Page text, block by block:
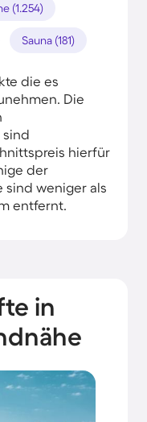
(1.254)
Sauna (181)
die es
Die
sind
hierfür
der
weniger als
entfernt.
in